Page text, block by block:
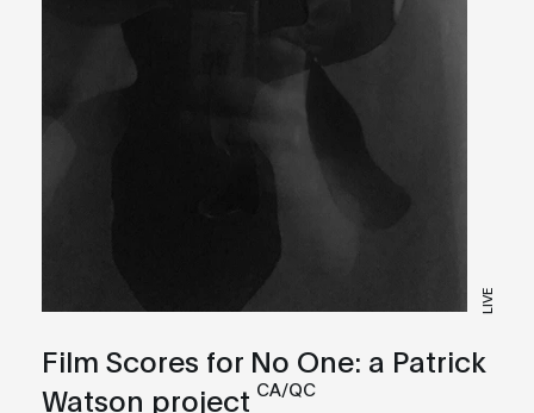
LIVE
Film Scores for No One: a Patrick
Watson project CA/QC